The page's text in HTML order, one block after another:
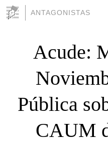
ANTAGONISTAS
Acude:
Pública
CAUM